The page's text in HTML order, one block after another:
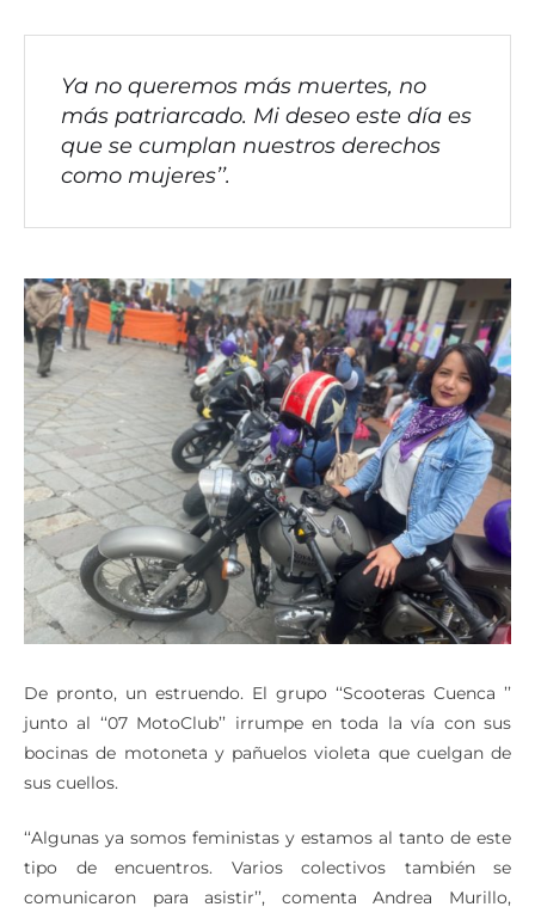
Ya no queremos más muertes, no
más patriarcado. Mi deseo este día es
que se cumplan nuestros derechos
De pronto, un estruendo. El grupo ‘‘Scooteras Cuenca ’’
junto al ‘‘07 MotoClub’’ irrumpe en toda la vía con sus
bocinas de motoneta y pañuelos violeta que cuelgan de
‘‘Algunas ya somos feministas y estamos al tanto de este
tipo de encuentros. Varios colectivos también se